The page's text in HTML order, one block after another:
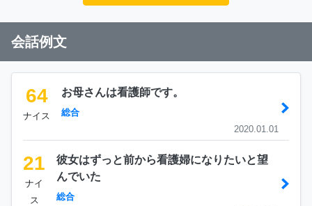
会話例文
64
ナイス
お母さんは看護師です。
総合
2020.01.01
21
ナイ
ス
彼女はずっと前から看護婦になりたいと望
んでいた
総合